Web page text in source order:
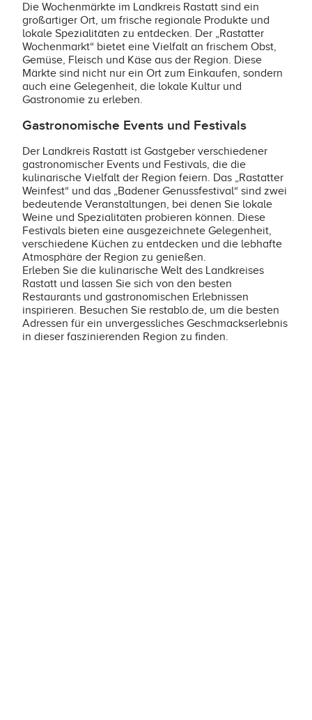
Die Wochenmärkte im Landkreis Rastatt sind ein
großartiger Ort, um frische regionale Produkte und
lokale Spezialitäten zu entdecken. Der „Rastatter
Wochenmarkt“ bietet eine Vielfalt an frischem Obst,
Gemüse, Fleisch und Käse aus der Region. Diese
Märkte sind nicht nur ein Ort zum Einkaufen, sondern
auch eine Gelegenheit, die lokale Kultur und
Gastronomie zu erleben.
Gastronomische Events und Festivals
Der Landkreis Rastatt ist Gastgeber verschiedener
gastronomischer Events und Festivals, die die
kulinarische Vielfalt der Region feiern. Das „Rastatter
Weinfest“ und das „Badener Genussfestival“ sind zwei
bedeutende Veranstaltungen, bei denen Sie lokale
Weine und Spezialitäten probieren können. Diese
Festivals bieten eine ausgezeichnete Gelegenheit,
verschiedene Küchen zu entdecken und die lebhafte
Atmosphäre der Region zu genießen.
Erleben Sie die kulinarische Welt des Landkreises
Rastatt und lassen Sie sich von den besten
Restaurants und gastronomischen Erlebnissen
inspirieren. Besuchen Sie restablo.de, um die besten
Adressen für ein unvergessliches Geschmackserlebnis
in dieser faszinierenden Region zu finden.